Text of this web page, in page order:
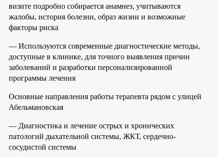
визите подробно собирается анамнез, учитываются
жалобы, история болезни, образ жизни и возможные
факторы риска
— Используются современные диагностические методы,
доступные в клинике, для точного выявления причин
заболеваний и разработки персонализированной
программы лечения
Основные направления работы терапевта рядом с улицей
Абельмановская
— Диагностика и лечение острых и хронических
патологий дыхательной системы, ЖКТ, сердечно-
сосудистой системы